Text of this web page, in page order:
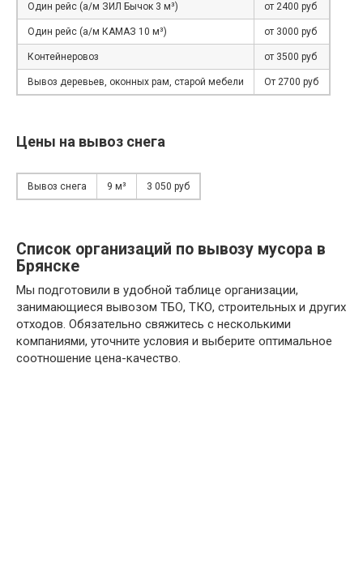
Один рейс (а/м ЗИЛ Бычок 3 м³) от 2400 руб
Один рейс (а/м КАМАЗ 10 м³) от 3000 руб
Контейнеровоз от 3500 руб
Вывоз деревьев, оконных рам, старой мебели От 2700 руб
Цены на вывоз снега
Вывоз снега 9 м³ 3 050 руб
Список организаций по вывозу мусора в
Брянске
Мы подготовили в удобной таблице организации,
занимающиеся вывозом ТБО, ТКО, строительных и других
отходов. Обязательно свяжитесь с несколькими
компаниями, уточните условия и выберите оптимальное
соотношение цена-качество.